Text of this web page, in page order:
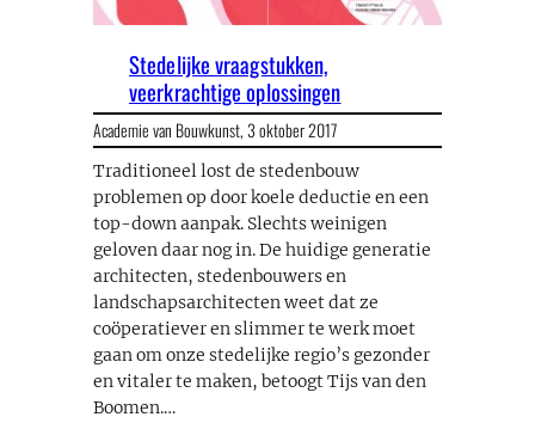
Stedelijke vraagstukken,
veerkrachtige oplossingen
Academie van Bouwkunst,3 oktober 2017
Traditioneel lost de stedenbouw
problemen op door koele deductie en een
top-down aanpak. Slechts weinigen
geloven daar nog in. De huidige generatie
architecten, stedenbouwers en
landschapsarchitecten weet dat ze
coöperatiever en slimmer te werk moet
gaan om onze stedelijke regio’s gezonder
en vitaler te maken, betoogt Tijs van den
Boomen.…